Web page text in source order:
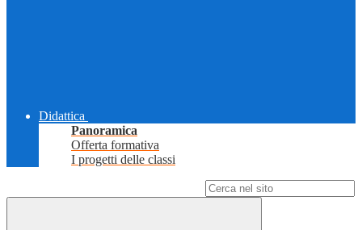
Didattica
Panoramica
Offerta formativa
I progetti delle classi